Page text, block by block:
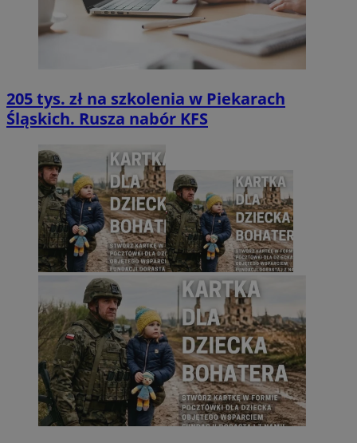
205 tys. zł na szkolenia w Piekarach
Śląskich. Rusza nabór KFS